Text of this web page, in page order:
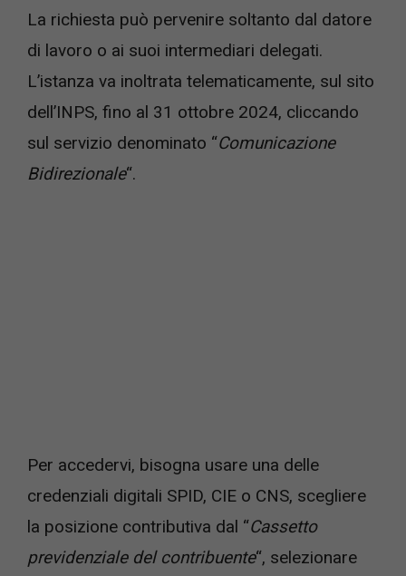
La richiesta può pervenire soltanto dal datore
di lavoro o ai suoi intermediari delegati.
L’istanza va inoltrata telematicamente, sul sito
dell’INPS, fino al 31 ottobre 2024, cliccando
sul servizio denominato “Comunicazione
Bidirezionale“.
Per accedervi, bisogna usare una delle
credenziali digitali SPID, CIE o CNS, scegliere
la posizione contributiva dal “Cassetto
previdenziale del contribuente“, selezionare